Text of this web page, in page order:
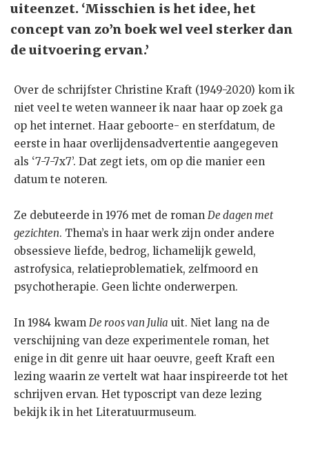
uiteenzet. ‘Misschien is het idee, het
concept van zo’n boek wel veel sterker dan
de uitvoering ervan.’
Over de schrijfster Christine Kraft (1949-2020) kom ik
niet veel te weten wanneer ik naar haar op zoek ga
op het internet. Haar geboorte- en sterfdatum, de
eerste in haar overlijdensadvertentie aangegeven
als ‘7-7-7x7’. Dat zegt iets, om op die manier een
datum te noteren.
Ze debuteerde in 1976 met de roman De dagen met
gezichten. Thema’s in haar werk zijn onder andere
obsessieve liefde, bedrog, lichamelijk geweld,
astrofysica, relatieproblematiek, zelfmoord en
psychotherapie. Geen lichte onderwerpen.
In 1984 kwam De roos van Julia uit. Niet lang na de
verschijning van deze experimentele roman, het
enige in dit genre uit haar oeuvre, geeft Kraft een
lezing waarin ze vertelt wat haar inspireerde tot het
schrijven ervan. Het typoscript van deze lezing
bekijk ik in het Literatuurmuseum.